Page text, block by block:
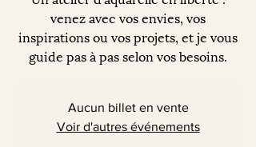
venez avec vos envies, vos
inspirations ou vos projets, et je vous
guide pas à pas selon vos besoins.
Aucun billet en vente
Voir d'autres événements